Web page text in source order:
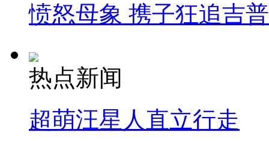
愤怒母象 携子狂追吉
热点新闻
超萌汪星人直立行走